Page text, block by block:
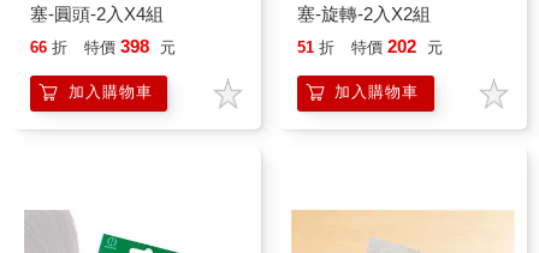
塞-圓頭-2入X4組
66 折 特價 398 元
加入購物車
塞-旋轉-2入X2組
51 折 特價 202 元
加入購物車